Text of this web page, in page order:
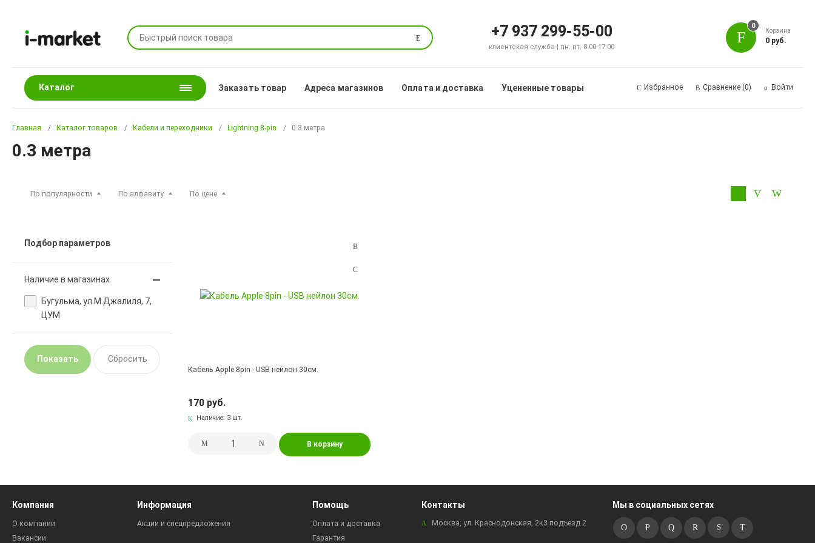
Поиск +7 937 299-55-00
клиентская служба | пн.-пт. 8:00-17:00
0
Корзина
0 руб.
Каталог Заказать товар Адреса магазинов Оплата и доставка Уцененные товары Избранное Сравнение (0) Войти
Главная Каталог товаров Кабели и переходники Lightning 8-pin 0.3 метра
0.3 метра
По популярности По алфавиту По цене
Подбор параметров
Наличие в магазинах
Бугульма, ул.М.Джалиля, 7,
ЦУМ
Кабель Apple 8pin - USB нейлон 30см.
170 руб.
Наличие: 3 шт.
В корзину
Компания
О компании
Вакансии
Информация
Акции и спецпредложения
Помощь
Оплата и доставка
Гарантия
Контакты
Москва, ул. Краснодонская, 2к3 подъезд 2
Мы в социальных сетях